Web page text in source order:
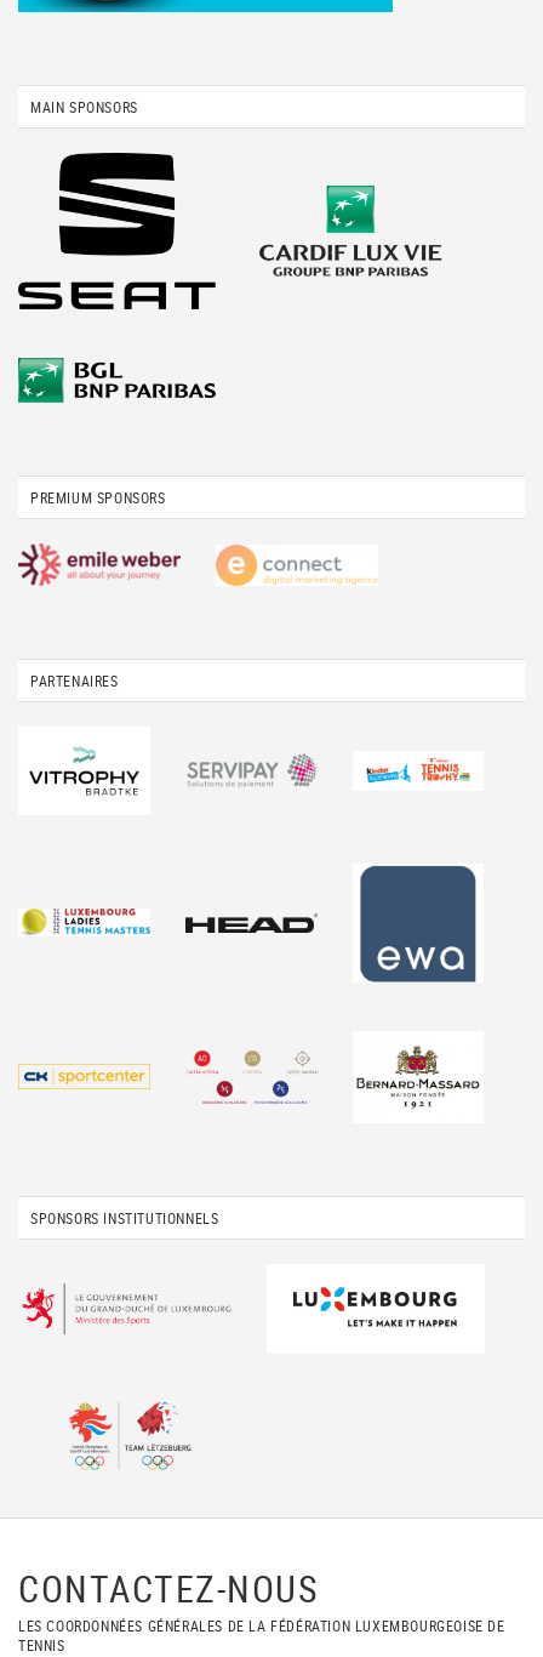
MAIN SPONSORS
PREMIUM SPONSORS
PARTENAIRES
SPONSORS INSTITUTIONNELS
CONTACTEZ-NOUS
LES COORDONNÉES GÉNÉRALES DE LA FÉDÉRATION LUXEMBOURGEOISE DE
TENNIS